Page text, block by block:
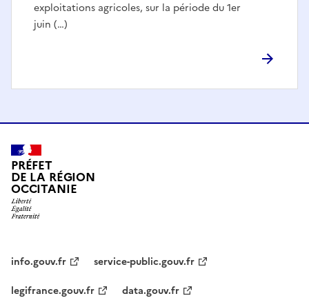
exploitations agricoles, sur la période du 1er
juin (…)
PRÉFET
DE LA RÉGION
OCCITANIE
info.gouv.fr
service-public.gouv.fr
legifrance.gouv.fr
data.gouv.fr